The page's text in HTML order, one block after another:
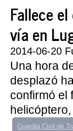
Fallece
vía en
2014-06-20
Una hora
desplazó
confirmó el
Guardia Civil de